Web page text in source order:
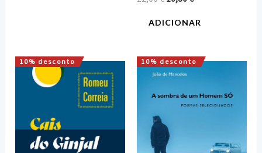
ADICIONAR
10% desconto
O
preço
original
O
preço
atual
é:
13,50 €.
10% desconto
O
preço
era:
12,00 €.
O
é:
10,80 €.